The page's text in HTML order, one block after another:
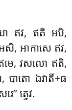
ា ឥវ, ឥតិ អបិ,
, អាកាសេ ឥវ,
មេ, វសលោ ឥតិ,
បាតោ ឯវាតី+ធ
ត្វេវ.